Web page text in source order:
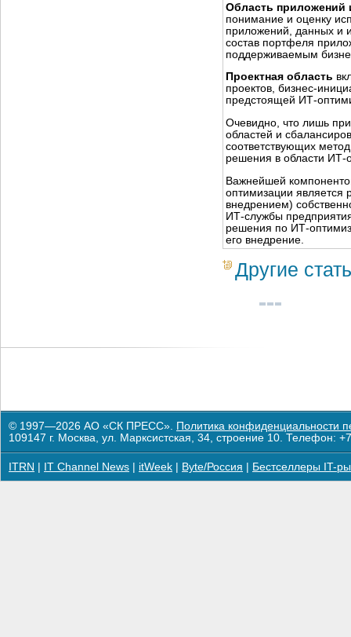
Область приложений
понимание и оценку
приложений, данных и
состав портфеля
поддерживаемым
Проектная область
проектов, бизнес-
предстоящей ИТ-
Очевидно, что лишь
областей и
соответствующих
решения в области ИТ-
Важнейшей
оптимизации является
внедрением)
ИТ-службы
решения по ИТ-
его внедрение.
Другие
© 1997—2026 АО «СК ПРЕСС». Политика конфиденциальности
109147 г. Москва, ул. Марксистская, 34, строение 10. Телефон:
ITRN IT Channel News itWeek Byte/Россия Бестселлеры IT-